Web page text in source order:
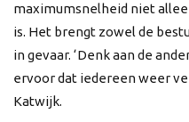
maximumsnelheid niet
is. Het brengt zowel de
in gevaar. ‘Denk aan de
ervoor dat iedereen weer
Katwijk.